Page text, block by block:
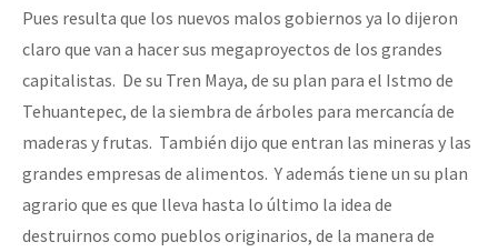
Pues resulta que los nuevos malos gobiernos ya lo dijeron
claro que van a hacer sus megaproyectos de los grandes
capitalistas. De su Tren Maya, de su plan para el Istmo de
Tehuantepec, de la siembra de árboles para mercancía de
maderas y frutas. También dijo que entran las mineras y las
grandes empresas de alimentos. Y además tiene un su plan
agrario que es que lleva hasta lo último la idea de
destruirnos como pueblos originarios, de la manera de